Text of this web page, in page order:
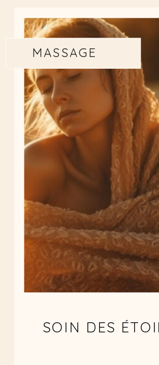
SOIN DES
MASSAGE